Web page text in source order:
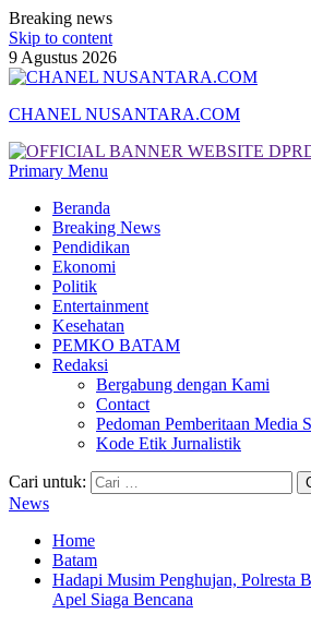
Breaking news
Skip to content
9 Agustus 2026
CHANEL NUSANTARA.COM
Primary Menu
Beranda
Breaking News
Pendidikan
Ekonomi
Politik
Entertainment
Kesehatan
PEMKO BATAM
Redaksi
Bergabung dengan Kami
Contact
Pedoman Pemberitaan Media
Kode Etik Jurnalistik
Cari untuk:
News
Home
Batam
Hadapi Musim Penghujan, Polresta
Apel Siaga Bencana